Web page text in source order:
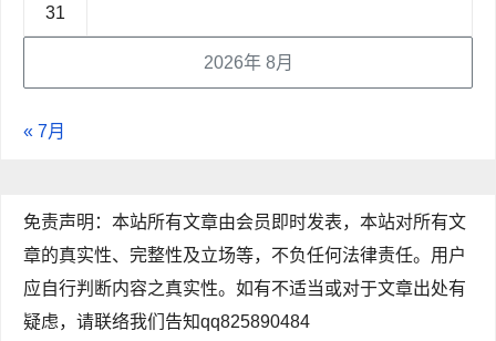
2026年 8月
31
« 7月
免责声明：本站所有文章由会员即时发表，本站对所有文
章的真实性、完整性及立场等，不负任何法律责任。用户
应自行判断内容之真实性。如有不适当或对于文章出处有
疑虑，请联络我们告知qq825890484